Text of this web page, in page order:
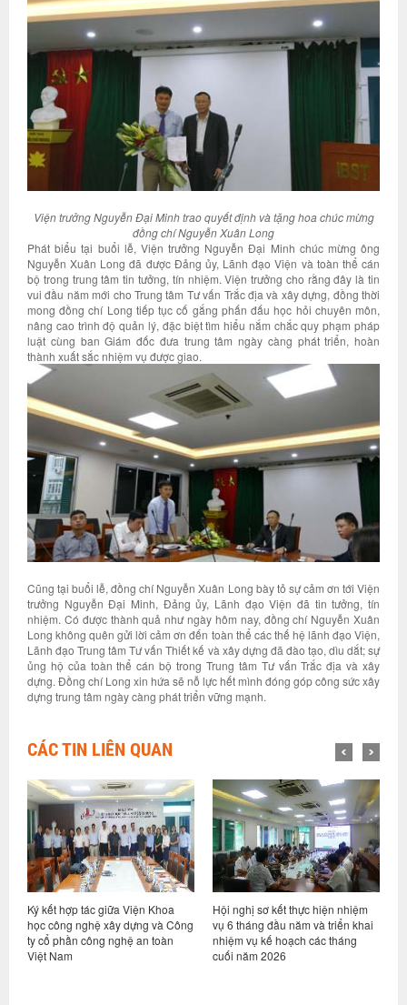
Viện trưởng Nguyễn Đại Minh trao quyết định và tặng hoa chúc mừng
đồng chí Nguyễn Xuân Long
Phát biểu tại buổi lễ, Viện trưởng Nguyễn Đại Minh chúc mừng ông
Nguyễn Xuân Long đã được Đảng ủy, Lãnh đạo Viện và toàn thể cán
bộ trong trung tâm tin tưởng, tín nhiệm. Viện trưởng cho rằng đây là tin
vui đầu năm mới cho Trung tâm Tư vấn Trắc địa và xây dựng, đồng thời
mong đồng chí Long tiếp tục cố gắng phấn đấu học hỏi chuyên môn,
nâng cao trình độ quản lý, đặc biệt tìm hiểu nắm chắc quy phạm pháp
luật cùng ban Giám đốc đưa trung tâm ngày càng phát triển, hoàn
thành xuất sắc nhiệm vụ được giao.
Cũng tại buổi lễ, đồng chí Nguyễn Xuân Long bày tỏ sự cảm ơn tới Viện
trưởng Nguyễn Đại Minh, Đảng ủy, Lãnh đạo Viện đã tin tưởng, tín
nhiệm. Có được thành quả như ngày hôm nay, đồng chí Nguyễn Xuân
Long không quên gửi lời cảm ơn đến toàn thể các thế hệ lãnh đạo Viện,
Lãnh đạo Trung tâm Tư vấn Thiết kế và xây dựng đã đào tạo, dìu dắt; sự
ủng hộ của toàn thể cán bộ trong Trung tâm Tư vấn Trắc địa và xây
dựng. Đồng chí Long xin hứa sẽ nỗ lực hết mình đóng góp công sức xây
dựng trung tâm ngày càng phát triển vững mạnh.
CÁC TIN LIÊN QUAN
và Công
Hội nghị sơ kết thực hiện nhiệm
vụ 6 tháng đầu năm và triển khai
nhiệm vụ kế hoạch các tháng
cuối năm 2026
Viện Khoa học công nghệ xây
dựng và Tập đoàn Trần Đức ký
hợp tác nghiên cứu, phát triển
nền tảng tiêu chuẩn cho xây